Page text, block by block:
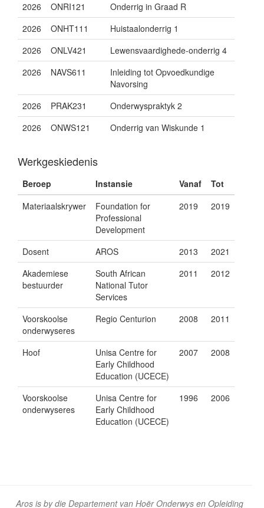
2026
ONRI121
Onderrig in Graad R
2026
ONHT111
Huistaalonderrig 1
2026
ONLV421
Lewensvaardighede-onderrig 4
2026
NAVS611
Inleiding tot Opvoedkundige
Navorsing
2026
PRAK231
Onderwyspraktyk 2
2026
ONWS121 Onderrig van Wiskunde 1
Werkgeskiedenis
Beroep Instansie Vanaf
Tot
Materiaalskrywer
Foundation for
Professional
Development
2019 2019
Dosent AROS 2013
2021
Akademiese
bestuurder
South African
National Tutor
Services
2011 2012
Voorskoolse
onderwyseres
Regio Centurion 2008 2011
Hoof
Unisa Centre for
Early Childhood
Education (UCECE)
2007 2008
Voorskoolse
onderwyseres
Unisa Centre for
Early Childhood
Education (UCECE)
1996 2006
Aros is by die Departement van Hoër Onderwys en Opleiding